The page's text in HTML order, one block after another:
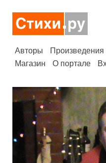
Авторы Произведения
Магазин
О портале